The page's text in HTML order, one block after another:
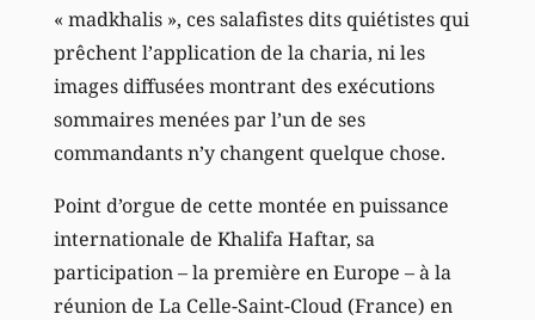
« madkhalis », ces salafistes dits quiétistes qui
prêchent l’application de la charia, ni les
images diffusées montrant des exécutions
sommaires menées par l’un de ses
commandants n’y changent quelque chose.
Point d’orgue de cette montée en puissance
internationale de Khalifa Haftar, sa
participation – la première en Europe – à la
réunion de La Celle-Saint-Cloud (France) en